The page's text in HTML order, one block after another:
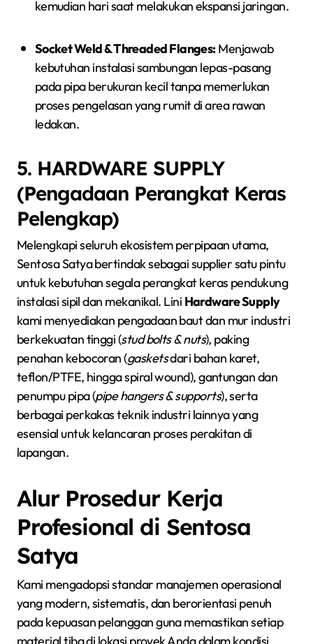
kemudian hari saat melakukan ekspansi jaringan.
Socket Weld & Threaded Flanges:Menjawab
kebutuhan instalasi sambungan lepas-pasang
pada pipa berukuran kecil tanpa memerlukan
proses pengelasan yang rumit di area rawan
ledakan.
5. HARDWARE SUPPLY
(Pengadaan Perangkat Keras
Pelengkap)
Melengkapi seluruh ekosistem perpipaan utama,
Sentosa Satya bertindak sebagai supplier satu pintu
untuk kebutuhan segala perangkat keras pendukung
instalasi sipil dan mekanikal. Lini Hardware Supply
kami menyediakan pengadaan baut dan mur industri
berkekuatan tinggi (stud bolts & nuts), paking
penahan kebocoran (gasketsdari bahan karet,
teflon/PTFE, hingga spiral wound), gantungan dan
penumpu pipa (pipe hangers & supports), serta
berbagai perkakas teknik industri lainnya yang
esensial untuk kelancaran proses perakitan di
lapangan.
Alur Prosedur Kerja
Profesional di Sentosa
Satya
Kami mengadopsi standar manajemen operasional
yang modern, sistematis, dan berorientasi penuh
pada kepuasan pelanggan guna memastikan setiap
material tiba di lokasi proyek Anda dalam kondisi